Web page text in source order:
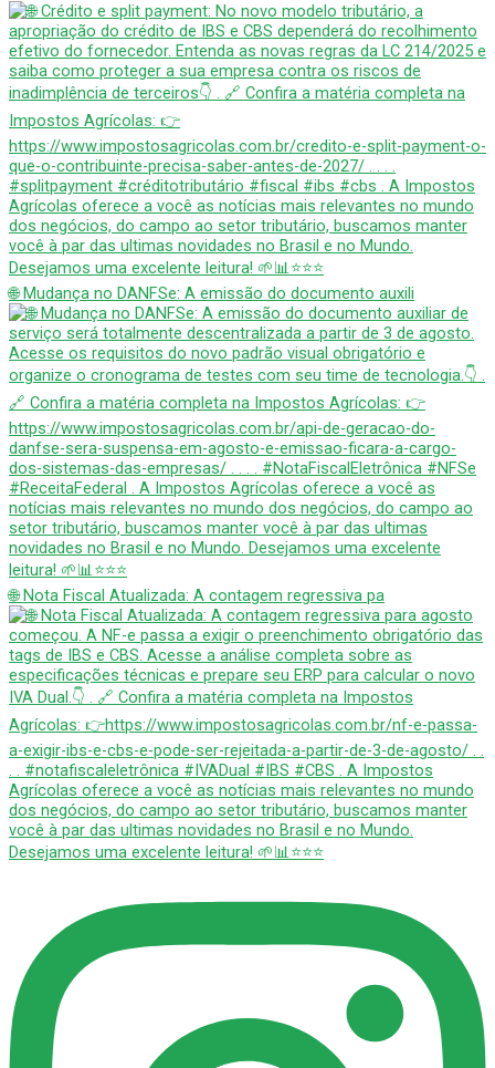
🌐 Mudança no DANFSe: A emissão do documento auxili
🌐 Nota Fiscal Atualizada: A contagem regressiva pa